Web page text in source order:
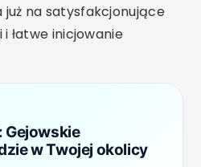
na satysfakcjonujące
łatwe inicjowanie
Gejowskie
w Twojej okolicy